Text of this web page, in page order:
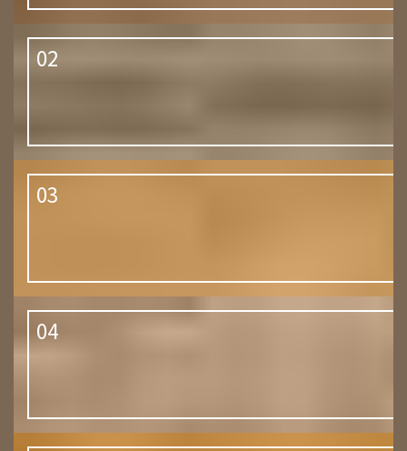
02
03
04